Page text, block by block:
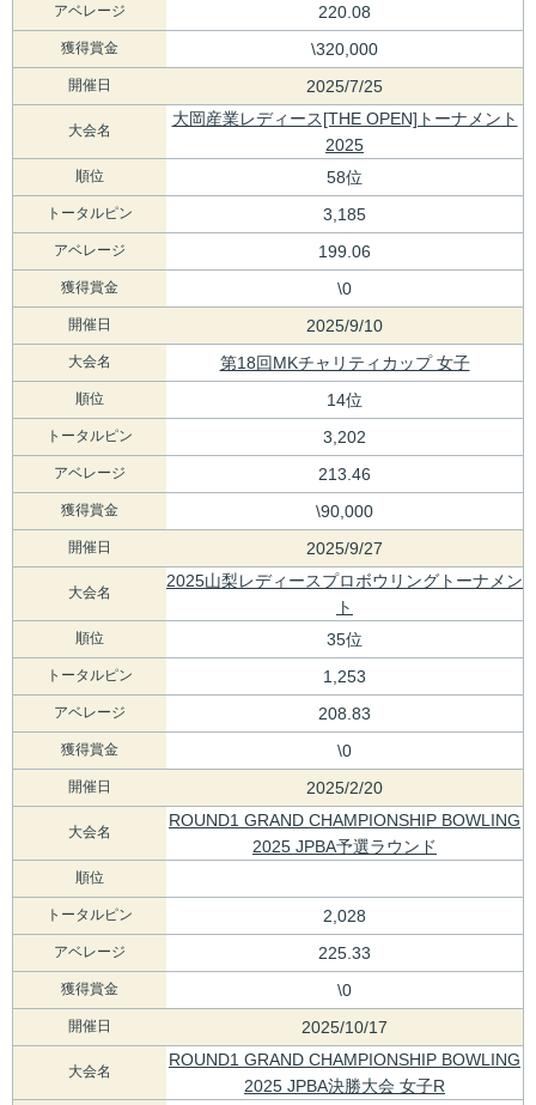
アベレージ 220.08
獲得賞金 \320,000
開催日 2025/7/25
大会名
大岡産業レディース[THE OPEN]トーナメント
2025
順位 58位
トータルピン 3,185
アベレージ 199.06
獲得賞金 \0
開催日 2025/9/10
大会名 第18回MKチャリティカップ 女子
順位 14位
トータルピン 3,202
アベレージ 213.46
獲得賞金 \90,000
開催日 2025/9/27
大会名
2025山梨レディースプロボウリングトーナメン
ト
順位 35位
トータルピン 1,253
アベレージ 208.83
獲得賞金 \0
開催日 2025/2/20
大会名
ROUND1 GRAND CHAMPIONSHIP BOWLING
2025 JPBA予選ラウンド
順位
トータルピン 2,028
アベレージ 225.33
獲得賞金 \0
開催日 2025/10/17
大会名
ROUND1 GRAND CHAMPIONSHIP BOWLING
2025 JPBA決勝大会 女子R